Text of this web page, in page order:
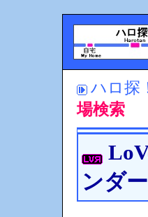
ハロ探
場検索
ンダ